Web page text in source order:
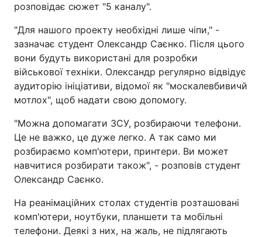
розповідає сюжет "5 каналу".
"Для нашого проекту необхідні лише чіпи," -
зазначає студент Олександр Саєнко. Після цього
вони будуть використані для розробки
військової техніки. Олександр регулярно відвідує
аудиторію ініціативи, відомої як "москалевбивичй
мотлох", щоб надати свою допомогу.
"Можна допомагати ЗСУ, розбираючи телефони.
Це не важко, це дуже легко. А так само ми
розбираємо комп'ютери, принтери. Ви может
навчитися розбирати також", - розповів студент
Олександр Саєнко.
На реанімаційних столах студентів розташовані
комп'ютери, ноутбуки, планшети та мобільні
телефони. Деякі з них, на жаль, не підлягають